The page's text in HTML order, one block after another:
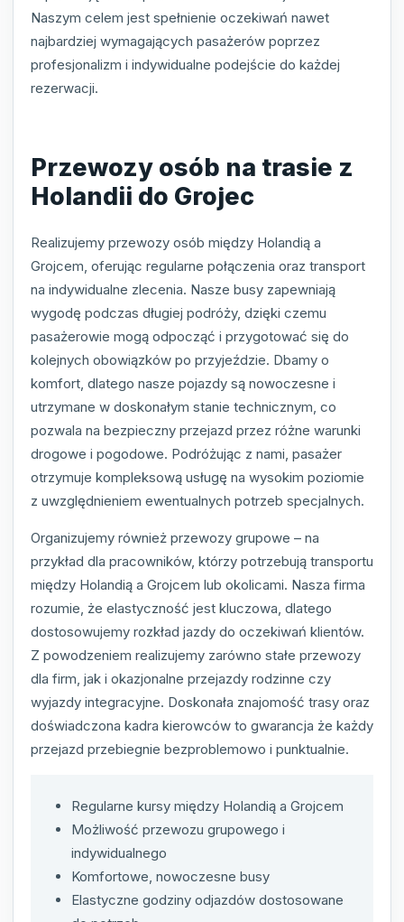
Naszym celem jest spełnienie oczekiwań nawet
najbardziej wymagających pasażerów poprzez
profesjonalizm i indywidualne podejście do każdej
rezerwacji.
Przewozy osób na trasie z
Holandii do Grojec
Realizujemy przewozy osób między Holandią a
Grojcem, oferując regularne połączenia oraz transport
na indywidualne zlecenia. Nasze busy zapewniają
wygodę podczas długiej podróży, dzięki czemu
pasażerowie mogą odpocząć i przygotować się do
kolejnych obowiązków po przyjeździe. Dbamy o
komfort, dlatego nasze pojazdy są nowoczesne i
utrzymane w doskonałym stanie technicznym, co
pozwala na bezpieczny przejazd przez różne warunki
drogowe i pogodowe. Podróżując z nami, pasażer
otrzymuje kompleksową usługę na wysokim poziomie
z uwzględnieniem ewentualnych potrzeb specjalnych.
Organizujemy również przewozy grupowe – na
przykład dla pracowników, którzy potrzebują transportu
między Holandią a Grojcem lub okolicami. Nasza firma
rozumie, że elastyczność jest kluczowa, dlatego
dostosowujemy rozkład jazdy do oczekiwań klientów.
Z powodzeniem realizujemy zarówno stałe przewozy
dla firm, jak i okazjonalne przejazdy rodzinne czy
wyjazdy integracyjne. Doskonała znajomość trasy oraz
doświadczona kadra kierowców to gwarancja że każdy
przejazd przebiegnie bezproblemowo i punktualnie.
Regularne kursy między Holandią a Grojcem
Możliwość przewozu grupowego i
indywidualnego
Komfortowe, nowoczesne busy
Elastyczne godziny odjazdów dostosowane